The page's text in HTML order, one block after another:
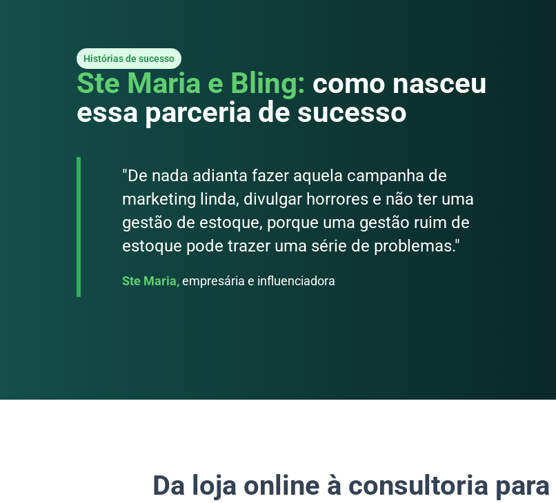
Histórias de sucesso
Ste Maria e Bling: como nasceu
essa parceria de sucesso
"De nada adianta fazer aquela campanha de
marketing linda, divulgar horrores e não ter uma
gestão de estoque, porque uma gestão ruim de
estoque pode trazer uma série de problemas."
Ste Maria,empresária e influenciadora
Da loja online à consultoria